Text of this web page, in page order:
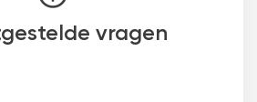
vragen